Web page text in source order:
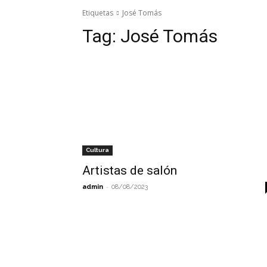
Etiquetas José Tomás
Tag: José Tomás
Cultura
Artistas de salón
admin - 08/08/2023